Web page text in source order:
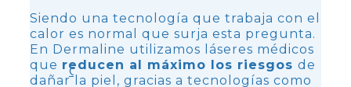
CORPORAL
Siendo una tecnología que trabaja con el
calor es normal que surja esta pregunta.
En Dermaline utilizamos láseres médicos
que reducen al máximo los riesgos de
dañar la piel, gracias a tecnologías como